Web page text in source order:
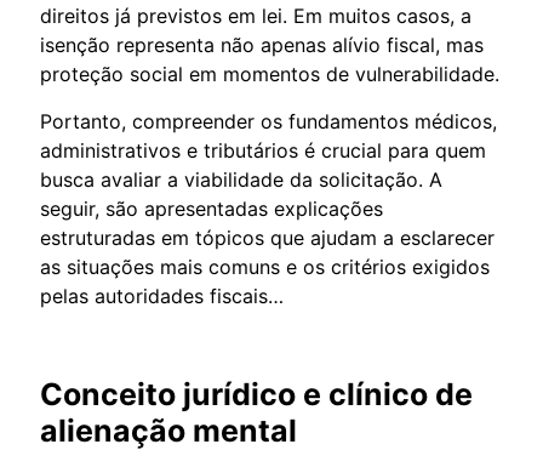
direitos já previstos em lei. Em muitos casos, a
isenção representa não apenas alívio fiscal, mas
proteção social em momentos de vulnerabilidade.
Portanto, compreender os fundamentos médicos,
administrativos e tributários é crucial para quem
busca avaliar a viabilidade da solicitação. A
seguir, são apresentadas explicações
estruturadas em tópicos que ajudam a esclarecer
as situações mais comuns e os critérios exigidos
pelas autoridades fiscais…
Conceito jurídico e clínico de
alienação mental